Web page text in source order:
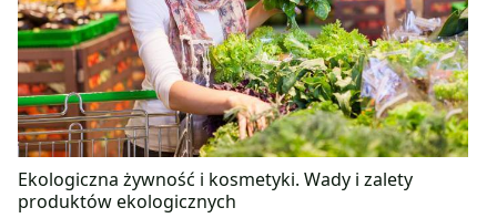
Ekologiczna żywność i kosmetyki. Wady i zalety
produktów ekologicznych